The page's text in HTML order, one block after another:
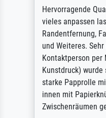
Qualität. Man kann sich
lassen, wie z.B.:
Farbe, Helligkeit,
Sehr freundliche
per Mail. Das Bild (ein
wurde sehr gut verpackt -
mit Plastikdeckeln und
in den
gefüllt. Einzig der P...